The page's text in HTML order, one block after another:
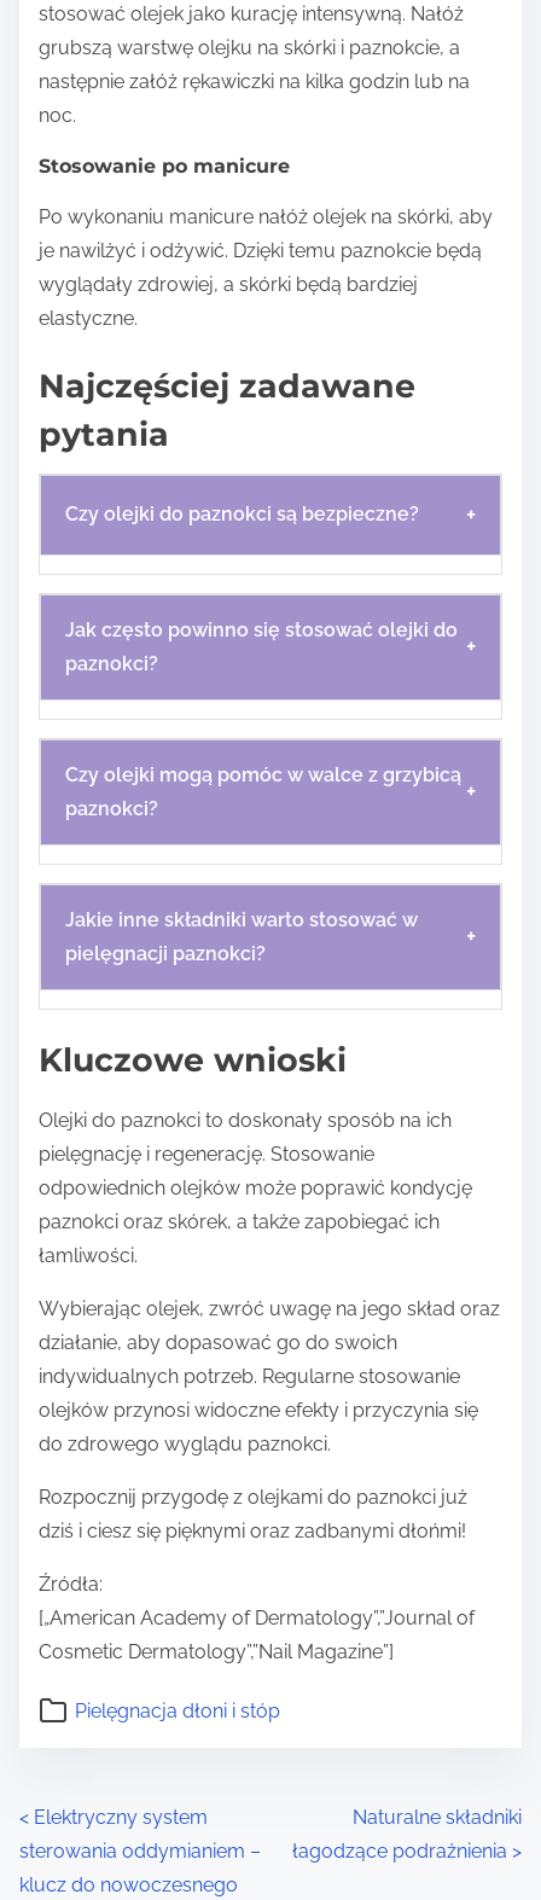
stosować olejek jako kurację intensywną. Nałóż
grubszą warstwę olejku na skórki i paznokcie, a
następnie załóż rękawiczki na kilka godzin lub na
noc.
Stosowanie po manicure
Po wykonaniu manicure nałóż olejek na skórki, aby
je nawilżyć i odżywić. Dzięki temu paznokcie będą
wyglądały zdrowiej, a skórki będą bardziej
elastyczne.
Najczęściej zadawane
pytania
Czy olejki do paznokci są bezpieczne? +
Jak często powinno się stosować olejki do
paznokci?
+
Czy olejki mogą pomóc w walce z grzybicą
paznokci?
+
Jakie inne składniki warto stosować w
pielęgnacji paznokci?
+
Kluczowe wnioski
Olejki do paznokci to doskonały sposób na ich
pielęgnację i regenerację. Stosowanie
odpowiednich olejków może poprawić kondycję
paznokci oraz skórek, a także zapobiegać ich
łamliwości.
Wybierając olejek, zwróć uwagę na jego skład oraz
działanie, aby dopasować go do swoich
indywidualnych potrzeb. Regularne stosowanie
olejków przynosi widoczne efekty i przyczynia się
do zdrowego wyglądu paznokci.
Rozpocznij przygodę z olejkami do paznokci już
dziś i ciesz się pięknymi oraz zadbanymi dłońmi!
Źródła:
[„American Academy of Dermatology”,”Journal of
Cosmetic Dermatology”,”Nail Magazine”]
Pielęgnacja dłoni i stóp
P
o
< Elektryczny system
sterowania oddymianiem –
klucz do nowoczesnego
Naturalne składniki
łagodzące podrażnienia >